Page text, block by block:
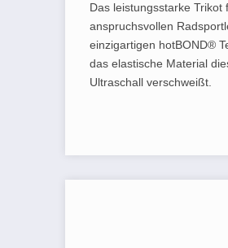
Das leistungsstarke Trikot
anspruchsvollen
einzigartigen hotBOND®
das elastische Material
Ultraschall verschweißt.